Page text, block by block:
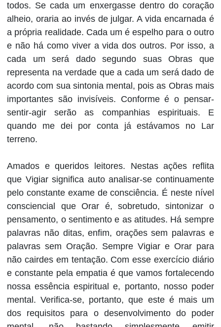
todos. Se cada um enxergasse dentro do coração
alheio, oraria ao invés de julgar. A vida encarnada é
a própria realidade. Cada um é espelho para o outro
e não há como viver a vida dos outros. Por isso, a
cada um será dado segundo suas Obras que
representa na verdade que a cada um será dado de
acordo com sua sintonia mental, pois as Obras mais
importantes são invisíveis. Conforme é o pensar-
sentir-agir serão as companhias espirituais. E
quando me dei por conta já estávamos no Lar
terreno.
Amados e queridos leitores. Nestas ações reflita
que Vigiar significa auto analisar-se continuamente
pelo constante exame de consciência. É neste nível
consciencial que Orar é, sobretudo, sintonizar o
pensamento, o sentimento e as atitudes. Há sempre
palavras não ditas, enfim, orações sem palavras e
palavras sem Oração. Sempre Vigiar e Orar para
não cairdes em tentação. Com esse exercício diário
e constante pela empatia é que vamos fortalecendo
nossa essência espiritual e, portanto, nosso poder
mental. Verifica-se, portanto, que este é mais um
dos requisitos para o desenvolvimento do poder